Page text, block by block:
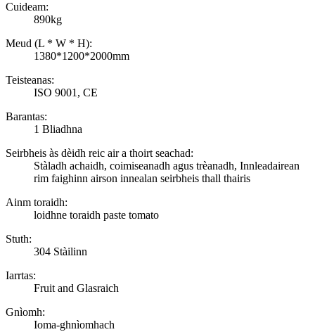
Cuideam:
890kg
Meud (L * W * H):
1380*1200*2000mm
Teisteanas:
ISO 9001, CE
Barantas:
1 Bliadhna
Seirbheis às dèidh reic air a thoirt seachad:
Stàladh achaidh, coimiseanadh agus trèanadh, Innleadairean
rim faighinn airson innealan seirbheis thall thairis
Ainm toraidh:
loidhne toraidh paste tomato
Stuth:
304 Stàilinn
Iarrtas:
Fruit and Glasraich
Gnìomh:
Ioma-ghnìomhach